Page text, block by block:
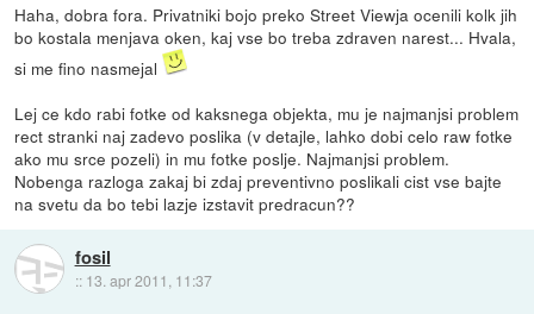
Haha, dobra fora. Privatniki bojo preko Street Viewja ocenili kolk jih
bo kostala menjava oken, kaj vse bo treba zdraven narest... Hvala,
si me fino nasmejal
Lej ce kdo rabi fotke od kaksnega objekta, mu je najmanjsi problem
rect stranki naj zadevo poslika (v detajle, lahko dobi celo raw fotke
ako mu srce pozeli) in mu fotke poslje. Najmanjsi problem.
Nobenga razloga zakaj bi zdaj preventivno poslikali cist vse bajte
na svetu da bo tebi lazje izstavit predracun??
fosil
:: 13. apr 2011, 11:37